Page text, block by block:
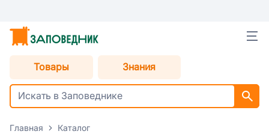
Товары Знания
Главная Каталог